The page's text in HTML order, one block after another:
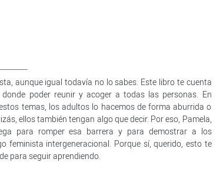
aunque igual todavía no lo sabes. Este libro te cuenta
poder reunir y acoger a todas las personas. En
temas, los adultos lo hacemos de forma aburrida o
ellos también tengan algo que decir. Por eso, Pamela,
para romper esa barrera y para demostrar a los
feminista intergeneracional. Porque sí, querido, esto te
para seguir aprendiendo.